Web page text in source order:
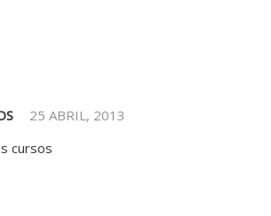
25 ABRIL, 2013
cursos